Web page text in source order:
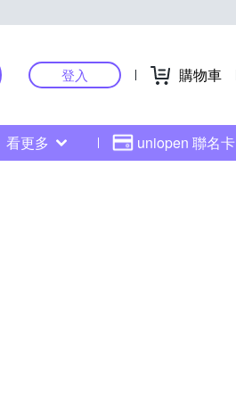
登入 購物車
看更多 uniopen 聯名卡